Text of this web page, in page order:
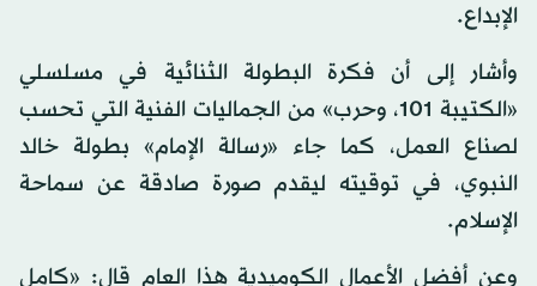
الإبداع.
وأشار إلى أن فكرة البطولة الثنائية في مسلسلي
«الكتيبة 101، وحرب» من الجماليات الفنية التي تحسب
لصناع العمل، كما جاء «رسالة الإمام» بطولة خالد
النبوي، في توقيته ليقدم صورة صادقة عن سماحة
الإسلام.
وعن أفضل الأعمال الكوميدية هذا العام قال: «كامل